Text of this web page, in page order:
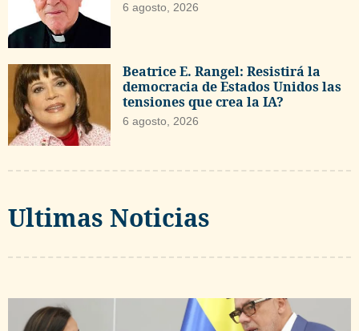
6 agosto, 2026
Beatrice E. Rangel: Resistirá la
democracia de Estados Unidos las
tensiones que crea la IA?
6 agosto, 2026
Ultimas Noticias